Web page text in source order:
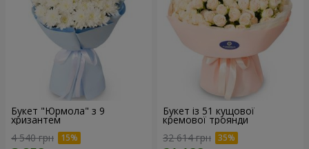
Букет "Юрмола" з 9
хризантем
4 540 грн
Букет із 51 кущової
кремової троянди
32 614 грн